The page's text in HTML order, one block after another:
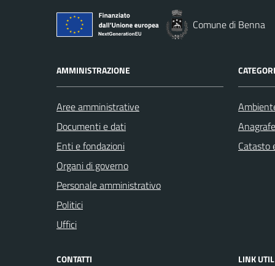
Comune di Benna
AMMINISTRAZIONE
Aree amministrative
Documenti e dati
Enti e fondazioni
Organi di governo
Personale amministrativo
Politici
Uffici
Catasto
CONTATTI LINK